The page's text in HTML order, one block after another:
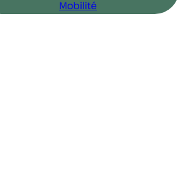
Mobilité